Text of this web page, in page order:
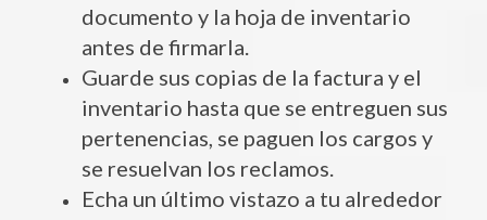
documento y la hoja de inventario
antes de firmarla.
Guarde sus copias de la factura y el
inventario hasta que se entreguen sus
pertenencias, se paguen los cargos y
se resuelvan los reclamos.
Echa un último vistazo a tu alrededor